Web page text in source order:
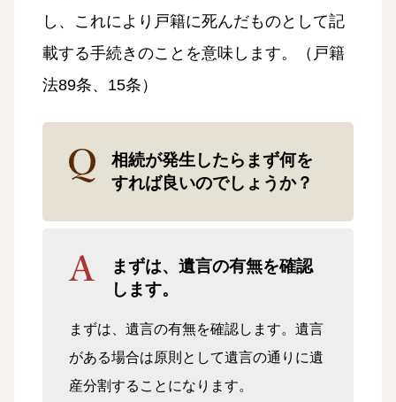
し、これにより戸籍に死んだものとして記
載する手続きのことを意味します。（戸籍
法89条、15条）
相続が発生したらまず何を
すれば良いのでしょうか？
まずは、遺言の有無を確認
します。
まずは、遺言の有無を確認します。遺言
がある場合は原則として遺言の通りに遺
産分割することになります。